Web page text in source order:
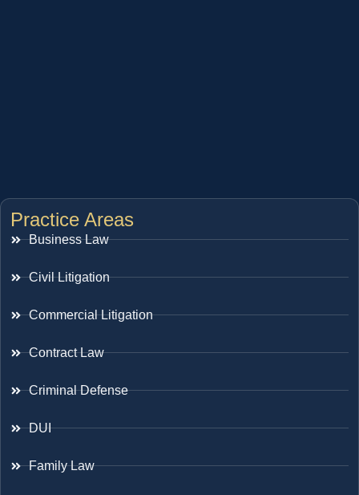
Practice Areas
Business Law
Civil Litigation
Commercial Litigation
Contract Law
Criminal Defense
DUI
Family Law